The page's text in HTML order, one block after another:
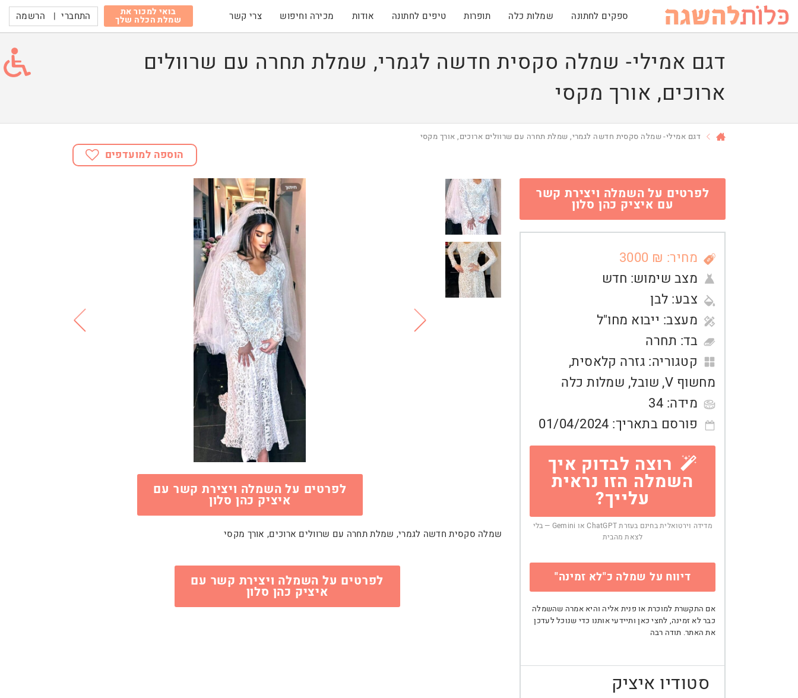
ספקים לחתונה שמלות כלה תופרות טיפים לחתונה אודות מכירה וחיפוש צרי קשר בואי למכור את
שמלת הכלה שלך התחברי | הרשמה
דגם אמילי- שמלה סקסית חדשה לגמרי, שמלת תחרה עם שרוולים
ארוכים, אורך מקסי
דגם אמילי- שמלה סקסית חדשה לגמרי, שמלת תחרה עם שרוולים ארוכים, אורך מקסי
הוספה למועדפים
לפרטים על השמלה ויצירת קשר
עם איציק כהן סלון
מחיר: ₪ 3000
מצב שימוש: חדש
צבע: לבן
מעצב: ייבוא מחו"ל
בד: תחרה
קטגוריה: גזרה קלאסית,
מחשוף V
, שובל, שמלות כלה
מידה: 34
פורסם בתאריך: 01/04/2024
רוצה לבדוק איך
השמלה הזו נראית
עלייך?
מדידה וירטואלית בחינם בעזרת ChatGPT או Gemini — בלי
לצאת מהבית
דיווח על שמלה כ"לא זמינה"
אם התקשרת למוכרת או פנית אליה והיא אמרה שהשמלה
כבר לא זמינה, לחצי כאן ותיידעי אותנו כדי שנוכל לעדכן
את האתר. תודה רבה
סטודיו איציק
לפרטים על השמלה ויצירת קשר עם
איציק כהן סלון
שמלה סקסית חדשה לגמרי, שמלת תחרה עם שרוולים ארוכים, אורך מקסי
לפרטים על השמלה ויצירת קשר עם
איציק כהן סלון